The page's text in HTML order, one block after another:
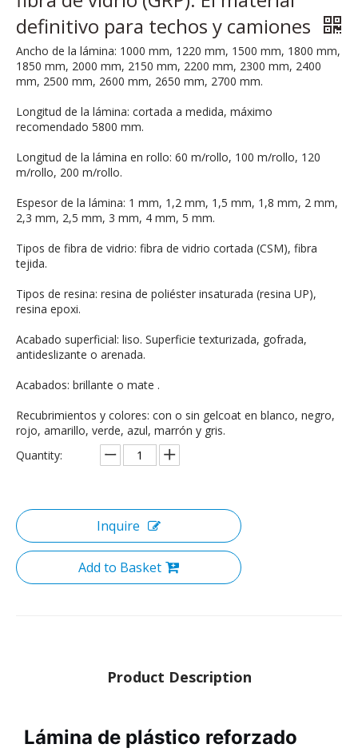
definitivo para techos y camiones
Ancho de la lámina: 1000 mm, 1220 mm, 1500 mm, 1800 mm,
1850 mm, 2000 mm, 2150 mm, 2200 mm, 2300 mm, 2400
mm, 2500 mm, 2600 mm, 2650 mm, 2700 mm.
Longitud de la lámina: cortada a medida, máximo
recomendado 5800 mm.
Longitud de la lámina en rollo: 60 m/rollo, 100 m/rollo, 120
m/rollo, 200 m/rollo.
Espesor de la lámina: 1 mm, 1,2 mm, 1,5 mm, 1,8 mm, 2 mm,
2,3 mm, 2,5 mm, 3 mm, 4 mm, 5 mm.
Tipos de fibra de vidrio: fibra de vidrio cortada (CSM), fibra
tejida.
Tipos de resina: resina de poliéster insaturada (resina UP),
resina epoxi.
Acabado superficial: liso. Superficie texturizada, gofrada,
antideslizante o arenada.
Acabados: brillante o mate .
Recubrimientos y colores: con o sin gelcoat en blanco, negro,
rojo, amarillo, verde, azul, marrón y gris.
Quantity:
Inquire
Add to Basket
Product Description
Lámina de plástico reforzado